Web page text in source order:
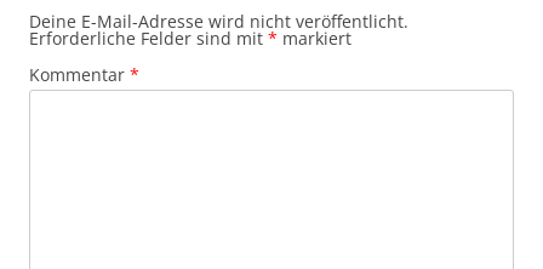
Deine E-Mail-Adresse wird nicht veröffentlicht.
Erforderliche Felder sind mit * markiert
Kommentar *